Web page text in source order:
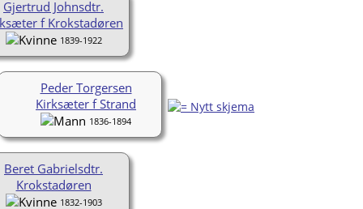
Gjertrud Johnsdtr.
f Krokstadøren
1839-1922
Peder Torgersen
Kirksæter f Strand
1836-1894
Beret Gabrielsdtr.
Krokstadøren
1832-1903